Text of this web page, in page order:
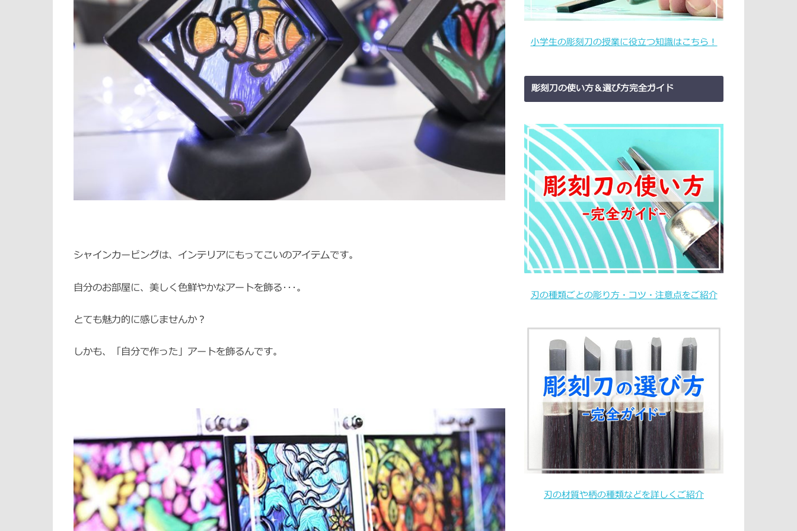
シャインカービングは、インテリアにもってこいのアイテムです。
自分のお部屋に、美しく色鮮やかなアートを飾る･･･。
とても魅力的に感じませんか？
しかも、「自分で作った」アートを飾るんです。
小学生の彫刻刀の授業に役立つ知識はこちら！
彫刻刀の使い方＆選び方完全ガイド
刃の種類ごとの彫り方・コツ・注意点をご紹介
刃の材質や柄の種類などを詳しくご紹介